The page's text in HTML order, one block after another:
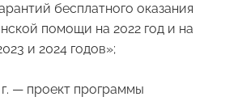
бесплатного оказания
помощи на 2022 год и на
и 2024 годов»;
— проект программы